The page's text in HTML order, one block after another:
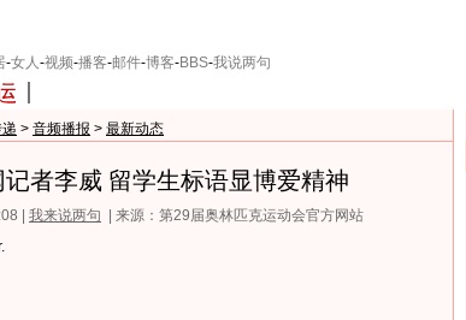
-女人-视频-播客-邮件-博客-BBS-我说两句
> 音频播报 > 最新动态
者李威 留学生标语显博爱精神
| 我来说两句
| 来源：第29届奥林匹克运动会官方网站